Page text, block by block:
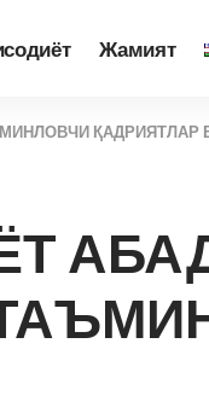
Жамият
ҚАДРИЯТЛАР